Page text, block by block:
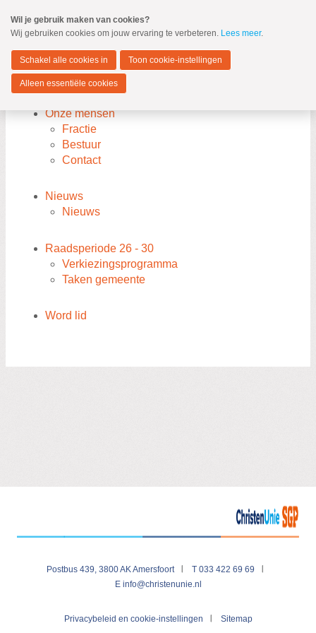
naar
Spring
de
inhoud
Spring
naar
hoofdmenu
Nieuwkoop
MENU
Onze mensen
Fractie
Bestuur
Contact
Nieuws
Nieuws
Raadsperiode 26 - 30
Verkiezingsprogramma
Taken gemeente
Word lid
Postbus 439, 3800 AK Amersfoort
T 033 422 69 69
E info@christenunie.nl
Privacybeleid en cookie-instellingen Sitemap
Wil je gebruik maken van cookies?
Wij gebruiken cookies om jouw ervaring te verbeteren. Lees meer.
Schakel alle cookies in Toon cookie-instellingen
Alleen essentiële cookies